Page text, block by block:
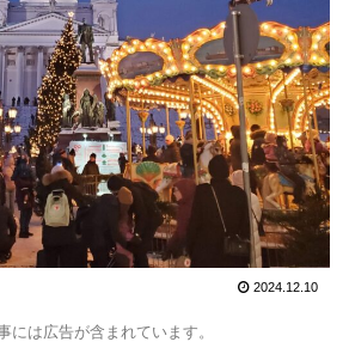
2024.12.10
には広告が含まれています。